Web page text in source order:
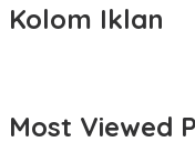
Kolom Iklan
Most Viewed